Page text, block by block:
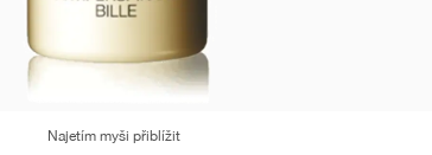
Najetím myši přiblížit